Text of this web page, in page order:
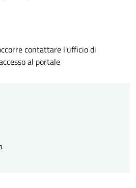
contattare l'ufficio di
al portale